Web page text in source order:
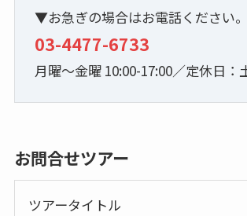
▼お急ぎの場合はお電話ください。
03-4477-6733
月曜～金曜 10:00-17:00／定休日：
お問合せツアー
ツアータイトル